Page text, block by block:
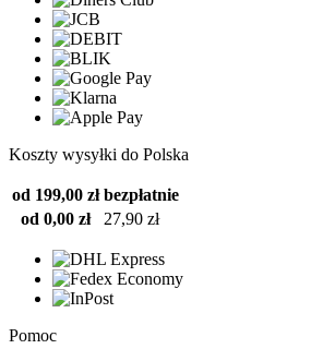
Koszty wysyłki do Polska
od 199,00 zł bezpłatnie
od 0,00 zł
27,90 zł
Pomoc